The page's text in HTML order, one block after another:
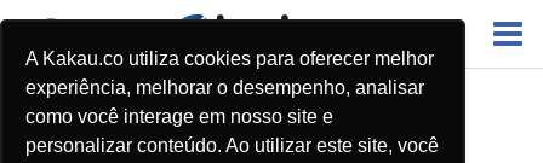
A Kakau.co utiliza cookies para oferecer melhor
experiência, melhorar o desempenho, analisar
como você interage em nosso site e
personalizar conteúdo. Ao utilizar este site, você